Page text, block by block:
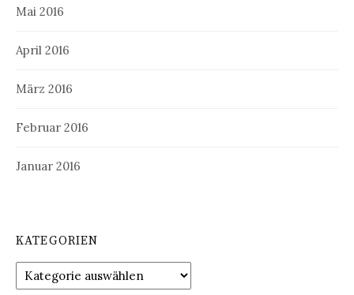
Mai 2016
April 2016
März 2016
Februar 2016
Januar 2016
KATEGORIEN
Kategorien